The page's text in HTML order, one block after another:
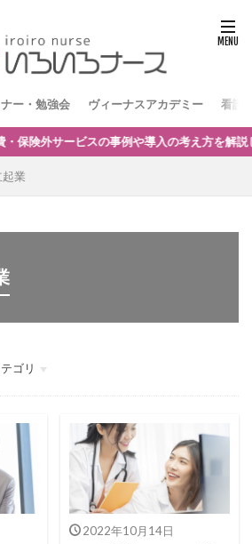
ー・勉強会 ヴィーナスアカデミー 看護
スの事例や導入の考え方を解説します。参
業
ゴリ
立インタビュー
独立起業
師のマネジメント
師の採用
とナーシングホーム
2022年10月14日